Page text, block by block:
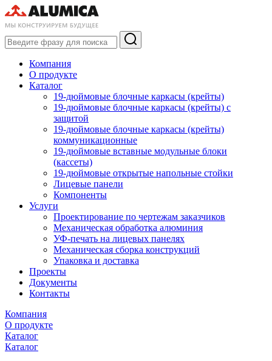
Компания
О продукте
Каталог
19-дюймовые блочные каркасы (крейты)
19-дюймовые блочные каркасы (крейты) с
защитой
19-дюймовые блочные каркасы (крейты)
коммуникационные
19-дюймовые вставные модульные блоки
(кассеты)
19-дюймовые открытые напольные стойки
Лицевые панели
Компоненты
Услуги
Проектирование по чертежам заказчиков
Механическая обработка алюминия
УФ-печать на лицевых панелях
Механическая сборка конструкций
Упаковка и доставка
Проекты
Документы
Контакты
Компания
О продукте
Каталог
Каталог